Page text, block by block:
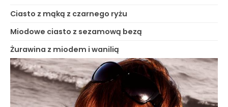
Ciasto z mąką z czarnego ryżu
Miodowe ciasto z sezamową bezą
Żurawina z miodem i wanilią